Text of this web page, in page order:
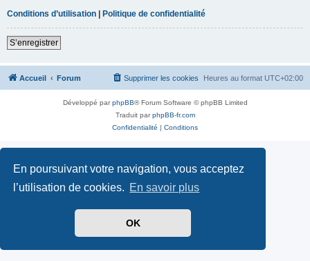
En poursuivant votre navigation, vous acceptez
l’utilisation de cookies. En savoir plus
OK
Conditions d’utilisation | Politique de confidentialité
S’enregistrer
Accueil Forum Heures au format UTC+02:00
Supprimer les cookies
Développé parphpBB® Forum Software © phpBB Limited
Traduit parphpBB-fr.com
Confidentialité | Conditions